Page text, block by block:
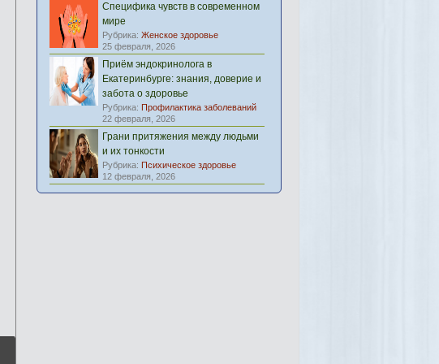
Специфика чувств в современном
мире
Рубрика: Женское здоровье
25 февраля, 2026
Приём эндокринолога в
Екатеринбурге: знания, доверие и
забота о здоровье
Рубрика: Профилактика заболеваний
22 февраля, 2026
Грани притяжения между людьми
и их тонкости
Рубрика: Психическое здоровье
12 февраля, 2026